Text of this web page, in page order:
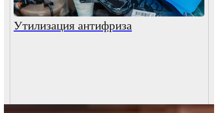
Утилизация антифриза